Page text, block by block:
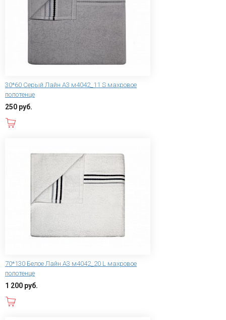
30*60 Серый Лайн А3 м4042_11 S махровое
полотенце
250 руб.
70*130 Белое Лайн А3 м4042_20 L махровое
полотенце
1 200 руб.